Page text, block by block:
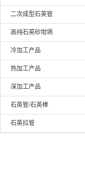
二次成型石英管
高纯石英砂坩埚
冷加工产品
热加工产品
深加工产品
石英管/石英棒
石英拉管